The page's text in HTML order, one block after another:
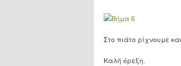
Στο πιάτο ρίχνουμε
Καλή όρεξη.